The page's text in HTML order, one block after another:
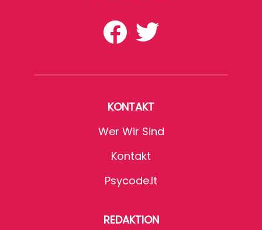
KONTAKT
Wer Wir Sind
Kontakt
Psycode.it
REDAKTION